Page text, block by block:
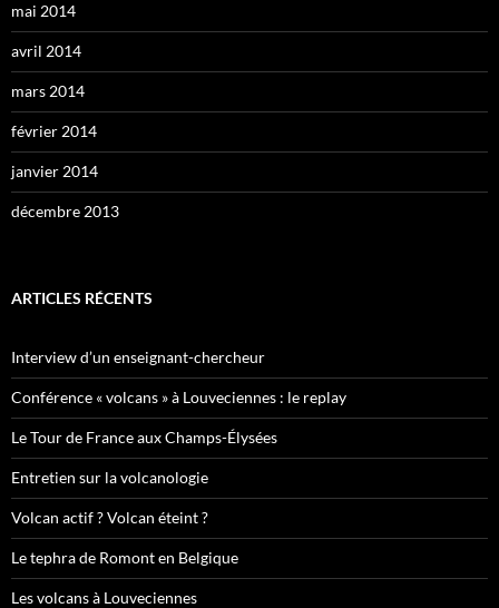
mai 2014
avril 2014
mars 2014
février 2014
janvier 2014
décembre 2013
ARTICLES RÉCENTS
Interview d’un enseignant-chercheur
Conférence « volcans » à Louveciennes : le replay
Le Tour de France aux Champs-Élysées
Entretien sur la volcanologie
Volcan actif ? Volcan éteint ?
Le tephra de Romont en Belgique
Les volcans à Louveciennes